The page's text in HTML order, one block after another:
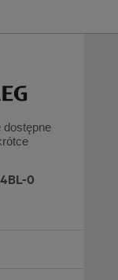
dostępne
0